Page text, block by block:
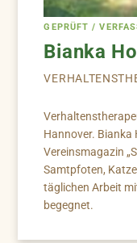
GEPRÜFT /
Bianka
Hannover. Bianka
Vereinsmagazin
Samtpfoten,
täglichen Arbeit
begegnet.